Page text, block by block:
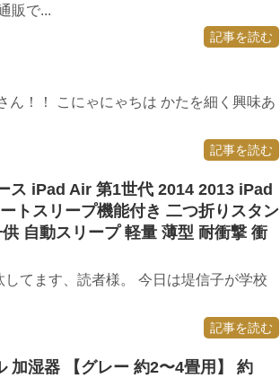
販で...
記事を読む
ん！！ こにゃにゃちは かたを細く興味あ
記事を読む
ス iPad Air 第1世代 2014 2013 iPad
トスリープ機能付き 二つ折りスタン
自動スリープ 軽量 薄型 耐衝撃 衝
てます、読者様。 今日は堤信子が学校
記事を読む
加湿器 【グレー 約2〜4畳用】 約